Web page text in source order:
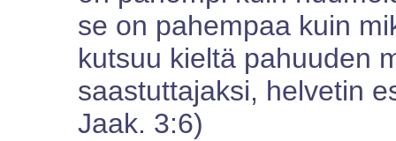
se on pahempaa kuin
kutsuu kieltä pahuuden
saastuttajaksi, helvetin
Jaak. 3:6)